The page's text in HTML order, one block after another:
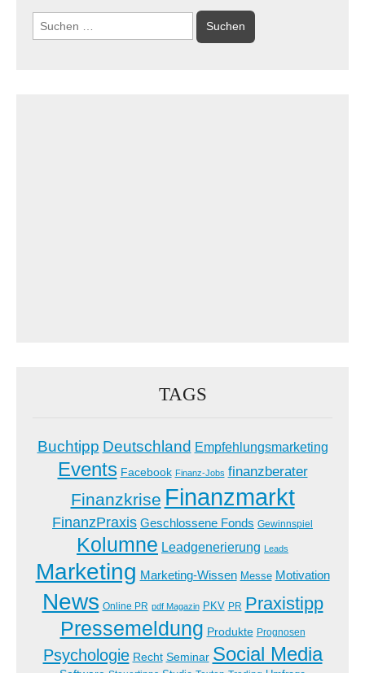
Suchen
nach:
TAGS
Buchtipp Deutschland Empfehlungsmarketing
Events Facebook Finanz-Jobs finanzberater
Finanzkrise Finanzmarkt
FinanzPraxis Geschlossene Fonds Gewinnspiel
Kolumne Leadgenerierung Leads
Marketing Marketing-Wissen Messe Motivation
News Online PR pdf Magazin PKV PR Praxistipp
Pressemeldung Produkte Prognosen
Psychologie Recht Seminar Social Media